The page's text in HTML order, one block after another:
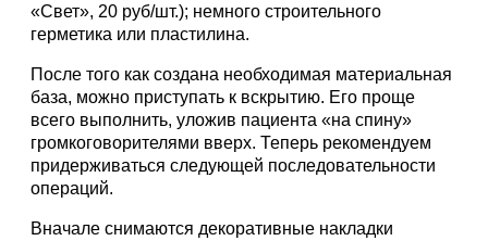
«Свет», 20 руб/шт.); немного строительного
герметика или пластилина.
После того как создана необходимая материальная
база, можно приступать к вскрытию. Его проще
всего выполнить, уложив пациента «на спину»
громкоговорителями вверх. Теперь рекомендуем
придерживаться следующей последовательности
операций.
Вначале снимаются декоративные накладки